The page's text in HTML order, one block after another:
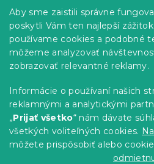
Aby sme zaistili správne
poskytli Vám ten najlepší
používame cookies a podobné
môžeme analyzovať
zobrazovať relevantné reklamy.
Informácie o používaní našich
reklamnými a analytickými
„Prijať všetko“ nám dávate
všetkých voliteľných cookies.
môžete prispôsobiť alebo
i
e
p
r
v
k
y
v
ý
p
i
s
u
Informácie pre vás
Predajne
Sledovanie objednávky
Možnosti doručenia
Reklamácie a vrátenie tovaru
Kontakty
Obchodné podmienky
Podmienky ochrany